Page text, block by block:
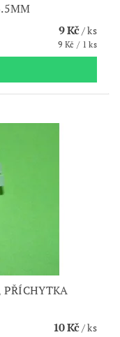
9 Kč/ ks
9 Kč / 1 ks
10 Kč/ ks